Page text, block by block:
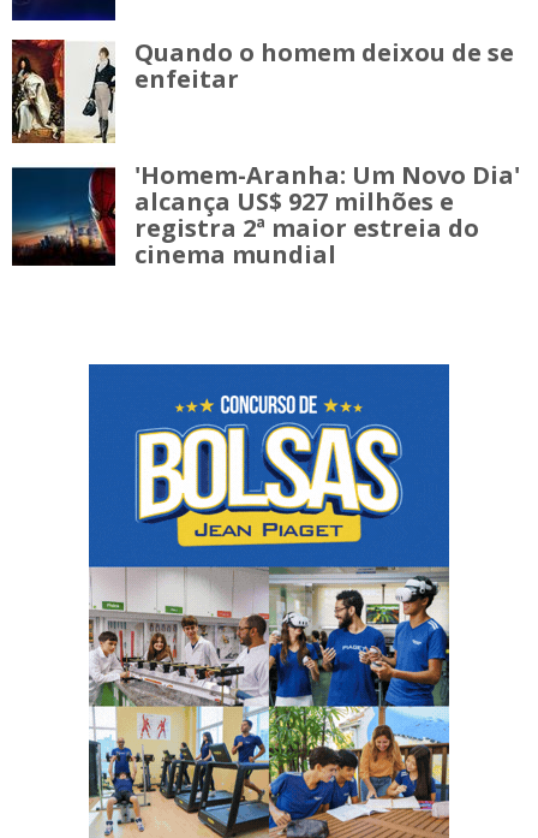
Quando o homem deixou de se
enfeitar
'Homem-Aranha: Um Novo Dia'
alcança US$ 927 milhões e
registra 2ª maior estreia do
cinema mundial